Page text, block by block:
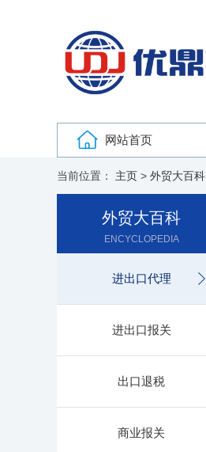
网站首页
当前位置： 主页 > 外贸大百科
外贸大百科
ENCYCLOPEDIA
进出口代理
进出口报关
出口退税
商业报关